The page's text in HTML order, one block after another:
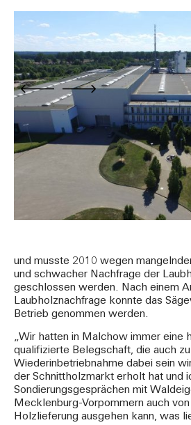
und musste 2010 wegen
und schwacher Nachfrage der
geschlossen werden. Nach einem
Laubholznachfrage konnte das
Betrieb genommen werden.
„Wir hatten in Malchow immer eine
qualifizierte Belegschaft, die auch
Wiederinbetriebnahme dabei sein
der Schnittholzmarkt erholt hat und
Sondierungsgesprächen mit
Mecklenburg-Vorpommern auch
Holzlieferung ausgehen kann, was